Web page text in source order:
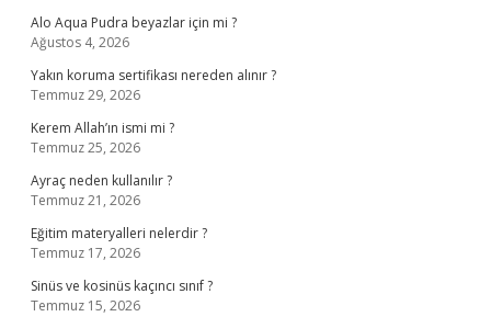
Alo Aqua Pudra beyazlar için mi ?
Ağustos 4, 2026
Yakın koruma sertifikası nereden alınır ?
Temmuz 29, 2026
Kerem Allah’ın ismi mi ?
Temmuz 25, 2026
Ayraç neden kullanılır ?
Temmuz 21, 2026
Eğitim materyalleri nelerdir ?
Temmuz 17, 2026
Sinüs ve kosinüs kaçıncı sınıf ?
Temmuz 15, 2026